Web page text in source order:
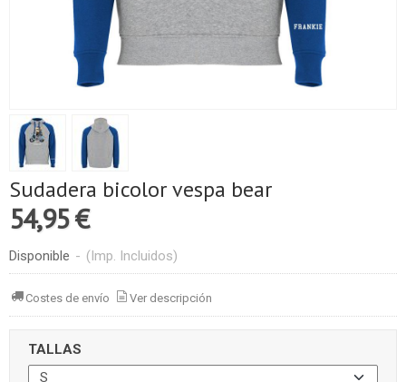
Sudadera bicolor vespa bear
54,95 €
Disponible - (Imp. Incluidos)
Costes de envío Ver descripción
TALLAS